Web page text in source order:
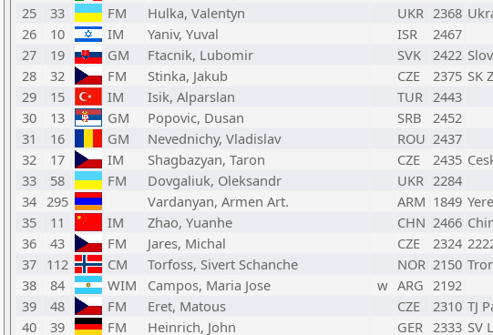
25
33 FM Hulka, Valentyn UKR 2368
26
10 IM Yaniv, Yuval ISR 2467
27
19 GM Ftacnik, Lubomir SVK 2422
28
32 FM Stinka, Jakub CZE 2375 SK
29
15 IM Isik, Alparslan TUR 2443
30
13 GM Popovic, Dusan SRB 2452
31
16 GM Nevednichy, Vladislav ROU 2437
32
17 IM Shagbazyan, Taron CZE 2435
33
58 FM Dovgaliuk, Oleksandr UKR 2284
34 295 Vardanyan, Armen Art. ARM 1849
35
11 IM Zhao, Yuanhe CHN 2466
36
43 FM Jares, Michal CZE 2324
37 112 CM Torfoss, Sivert Schanche NOR 2150
38
84 WIM Campos, Maria Jose w ARG 2192
39
48 FM Eret, Matous CZE 2310 TJ
40
39 FM Heinrich, John GER 2333 SV